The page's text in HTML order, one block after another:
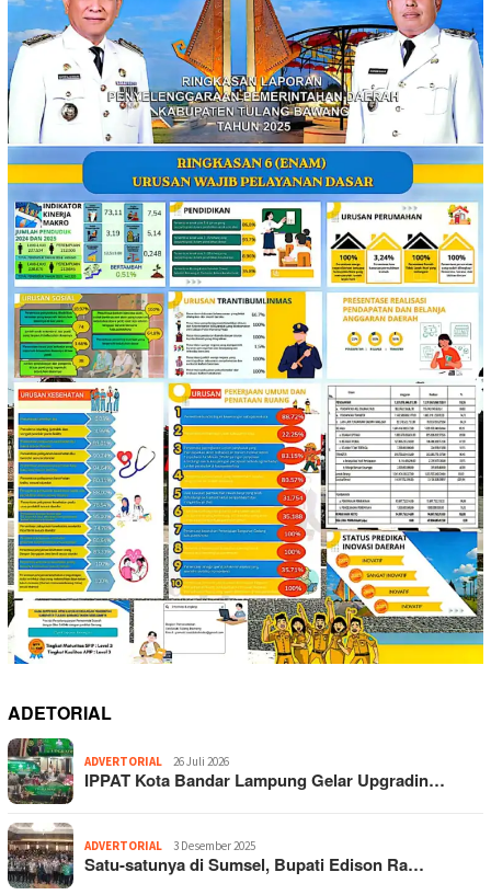
ADETORIAL
ADVERTORIAL 26 Juli 2026
IPPAT Kota Bandar Lampung Gelar Upgradin…
ADVERTORIAL 3 Desember 2025
Satu-satunya di Sumsel, Bupati Edison Ra…